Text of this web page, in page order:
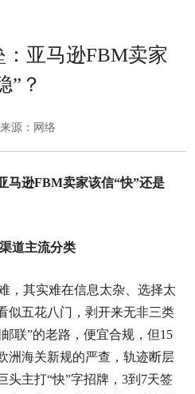
：亚马逊FBM卖家
”？
源：网络
马逊FBM卖家该信“快”还是
道主流分类
，其实难在信息太杂、选择太
似五花八门，剥开来无非三类
联”的老路，便宜合规，但15
洲海关新规的严查，轨迹断层
头主打“快”字招牌，3到7天签